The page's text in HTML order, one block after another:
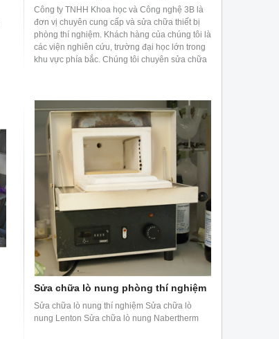
Công ty TNHH Khoa học và Công nghệ 3B là
đơn vị chuyên cung cấp và sửa chữa thiết bị
phòng thí nghiệm. Khách hàng của chúng tôi là
các viện nghiên cứu, trường đại học lớn trong
khu vực phía bắc. Chúng tôi chuyên sửa chữa
Sửa chữa lò nung phòng thí nghiệm
Sửa chữa lò nung thí nghiệm Sửa chữa lò
nung Lenton Sửa chữa lò nung Nabertherm